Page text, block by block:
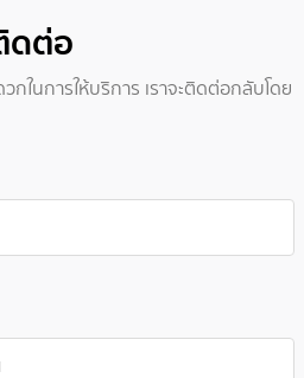
ดต่อ
ในการให้บริการ เราจะติดต่อกลับโดย